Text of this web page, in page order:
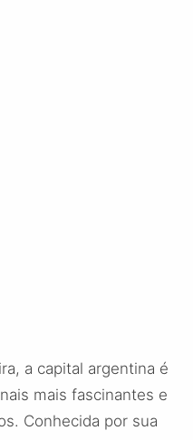
a capital argentina é
mais fascinantes e
Conhecida por sua